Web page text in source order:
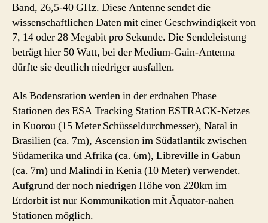
Band, 26,5-40 GHz. Diese Antenne sendet die
wissenschaftlichen Daten mit einer Geschwindigkeit von
7, 14 oder 28 Megabit pro Sekunde. Die Sendeleistung
beträgt hier 50 Watt, bei der Medium-Gain-Antenna
dürfte sie deutlich niedriger ausfallen.
Als Bodenstation werden in der erdnahen Phase
Stationen des ESA Tracking Station ESTRACK-Netzes
in Kuorou (15 Meter Schüsseldurchmesser), Natal in
Brasilien (ca. 7m), Ascension im Südatlantik zwischen
Südamerika und Afrika (ca. 6m), Libreville in Gabun
(ca. 7m) und Malindi in Kenia (10 Meter) verwendet.
Aufgrund der noch niedrigen Höhe von 220km im
Erdorbit ist nur Kommunikation mit Äquator-nahen
Stationen möglich.